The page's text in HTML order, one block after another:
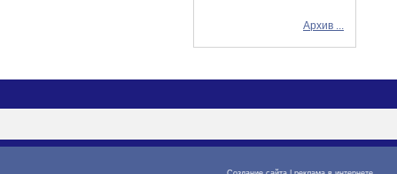
Архив ...